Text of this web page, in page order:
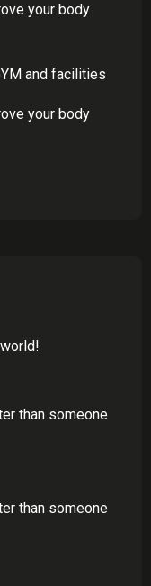
your body
and facilities
your body
than someone
than someone